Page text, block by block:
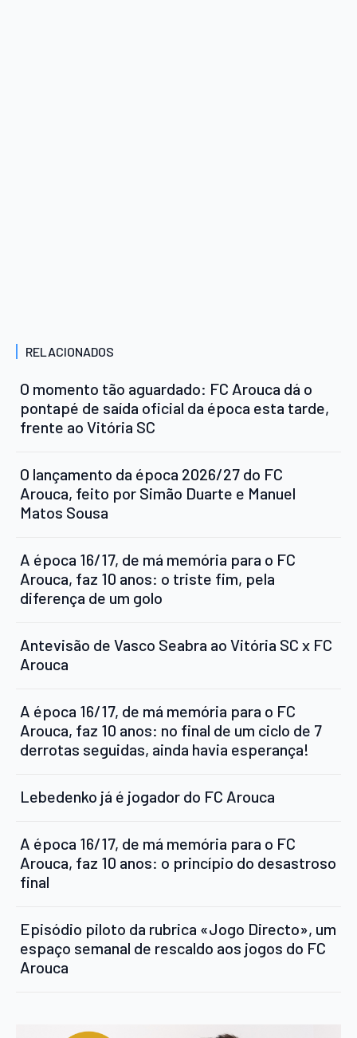
RELACIONADOS
O momento tão aguardado: FC Arouca dá o
pontapé de saída oficial da época esta tarde,
frente ao Vitória SC
O lançamento da época 2026/27 do FC
Arouca, feito por Simão Duarte e Manuel
Matos Sousa
A época 16/17, de má memória para o FC
Arouca, faz 10 anos: o triste fim, pela
diferença de um golo
Antevisão de Vasco Seabra ao Vitória SC x FC
Arouca
A época 16/17, de má memória para o FC
Arouca, faz 10 anos: no final de um ciclo de 7
derrotas seguidas, ainda havia esperança!
Lebedenko já é jogador do FC Arouca
A época 16/17, de má memória para o FC
Arouca, faz 10 anos: o princípio do desastroso
final
Episódio piloto da rubrica «Jogo Directo», um
espaço semanal de rescaldo aos jogos do FC
Arouca